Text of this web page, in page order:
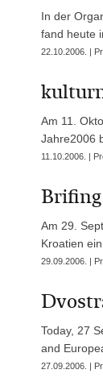
In der
fand heute
22.10.2006. |
Am 11.
Jahre2006
11.10.2006. |
Brifing
Am 29.
Kroatien
29.09.2006. |
Today, 27
and
27.09.2006. |